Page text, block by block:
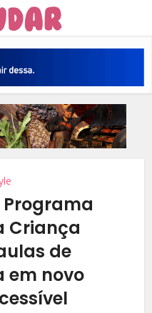
Criança
de
em novo